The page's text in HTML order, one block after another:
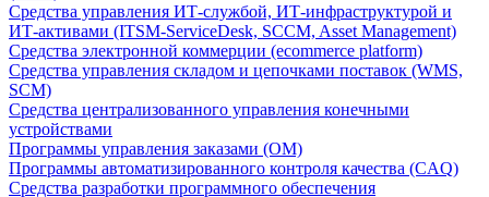
Средства управления ИТ-службой, ИТ-инфраструктурой и
ИТ-активами (ITSM-ServiceDesk, SCCM, Asset Management)
Средства электронной коммерции (ecommerce platform)
Средства управления складом и цепочками поставок (WMS,
SCM)
Средства централизованного управления конечными
устройствами
Программы управления заказами (OM)
Программы автоматизированного контроля качества (CAQ)
Средства разработки программного обеспечения